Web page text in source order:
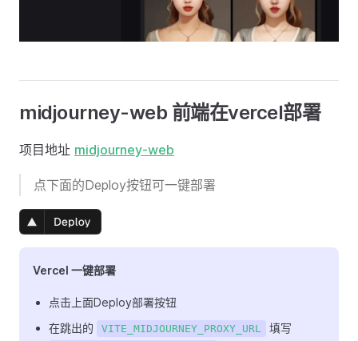
midjourney-web 前端在vercel部署
项目地址 midjourney-web
点下面的Deploy按钮可一键部署
Vercel 一键部署
点击上面Deploy部署按钮
在跳出的
VITE_MIDJOURNEY_PROXY_URL 填写